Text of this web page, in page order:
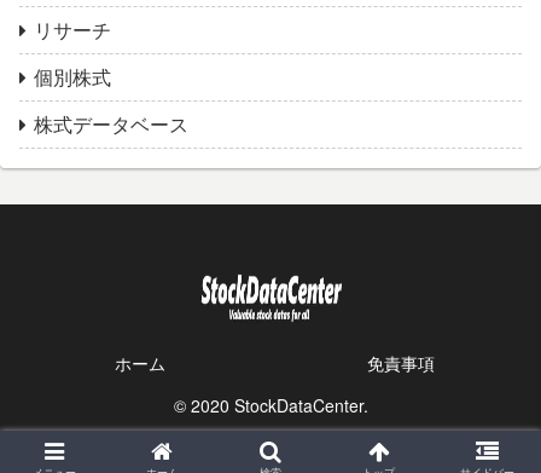
リサーチ
個別株式
株式データベース
ホーム
免責事項
© 2020 StockDataCenter.